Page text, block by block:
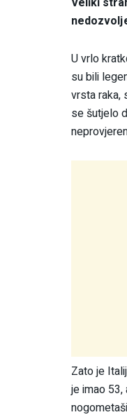
U vrlo
su bili
vrsta raka,
se šutjelo
Zato je
je imao